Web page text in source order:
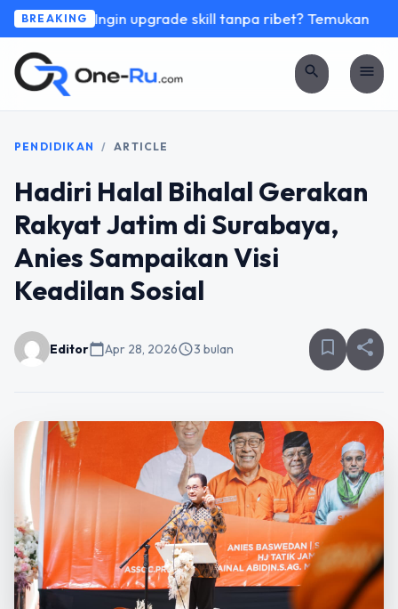
BREAKINGIngin upgrade skill tanpa ribet? Temukan
search menu
PENDIDIKAN / ARTICLE
Hadiri Halal Bihalal Gerakan
Rakyat Jatim di Surabaya,
Anies Sampaikan Visi
Keadilan Sosial
Editorcalendar_todayApr 28, 2026schedule3 bulan bookmark_border share